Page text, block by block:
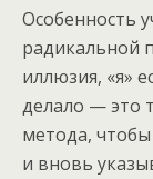
Особенность
радикальной
иллюзия, «я»
делало — это
метода,
и вновь